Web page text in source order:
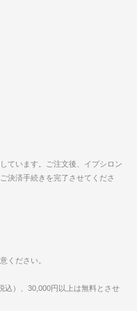
ています。ご注文後、イプシロン
決済手続きを完了させてくださ
ください。
込）、30,000円以上は無料とさせ